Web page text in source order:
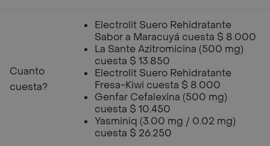
Cuanto
cuesta?
Electrolit Suero Rehidratante
Sabor a Maracuyá cuesta $ 8.000
La Sante Azitromicina (500 mg)
cuesta $ 13.850
Electrolit Suero Rehidratante
Fresa-Kiwi cuesta $ 8.000
Genfar Cefalexina (500 mg)
cuesta $ 10.450
Yasminiq (3.00 mg / 0.02 mg)
cuesta $ 26.250